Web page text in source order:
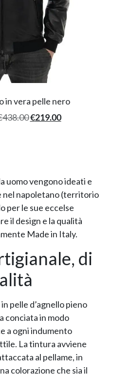
in vera pelle nero
438.00€219.00
uomo vengono ideati e
napoletano (territorio
per le sue eccelse
il design e la qualità
Made in Italy.
di
pelle d’agnello pieno
conciata in modo
a ogni indumento
La tintura avviene
al pellame, in
colorazione che sia il